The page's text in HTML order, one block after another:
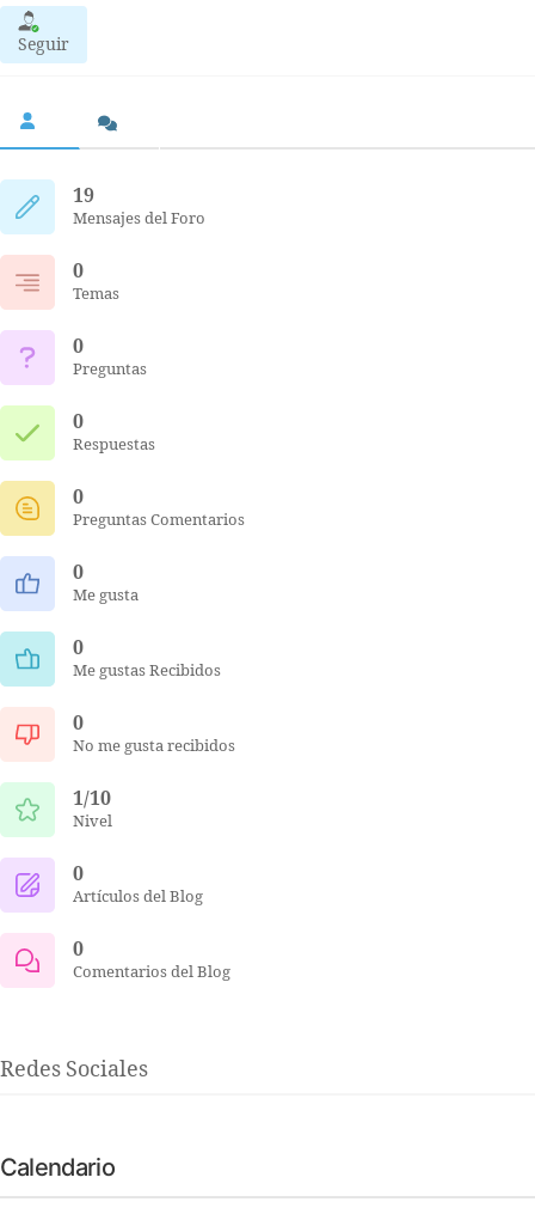
Seguir
19
Mensajes del Foro
0
Temas
0
Preguntas
0
Respuestas
0
Preguntas Comentarios
0
Me gusta
0
Me gustas Recibidos
0
No me gusta recibidos
1/10
Nivel
0
Artículos del Blog
0
Comentarios del Blog
Redes Sociales
Calendario